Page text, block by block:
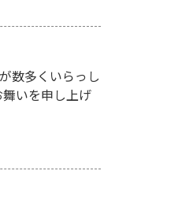
数多くいらっし
いを申し上げ